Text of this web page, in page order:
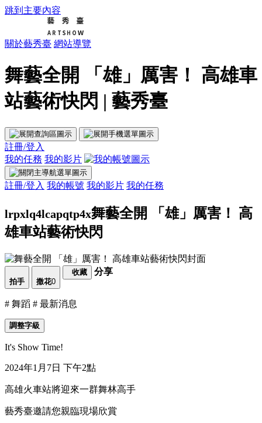
跳到主要內容
關於藝秀臺 網站導覽
舞藝全開 「雄」厲害！ 高雄車
站藝術快閃 | 藝秀臺
註冊/登入
我的任務 我的影片
註冊/登入 我的帳號 我的影片 我的任務
lrpxlq4lcapqtp4x舞藝全開 「雄」厲害！ 高
雄車站藝術快閃
拍手 撒花0
收藏 分享
# 舞蹈 # 最新消息
調整字級
It's Show Time!
2024年1月7日 下午2點
高雄火車站將迎來一群舞林高手
藝秀臺邀請您親臨現場欣賞